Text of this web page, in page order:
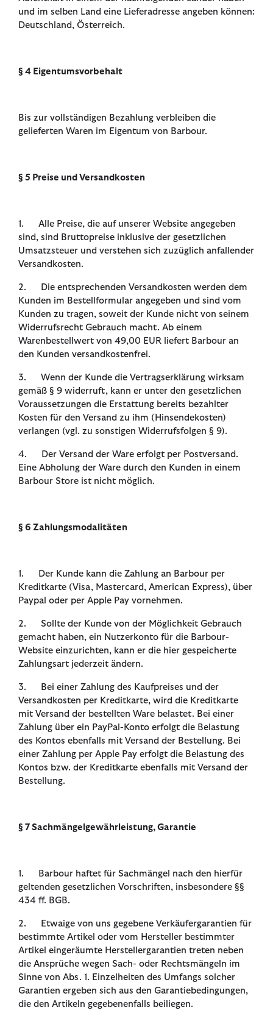
und im selben Land eine Lieferadresse angeben können:
Deutschland, Österreich.
§ 4 Eigentumsvorbehalt
Bis zur vollständigen Bezahlung verbleiben die
gelieferten Waren im Eigentum von Barbour.
§ 5 Preise und Versandkosten
1. Alle Preise, die auf unserer Website angegeben
sind, sind Bruttopreise inklusive der gesetzlichen
Umsatzsteuer und verstehen sich zuzüglich anfallender
Versandkosten.
2. Die entsprechenden Versandkosten werden dem
Kunden im Bestellformular angegeben und sind vom
Kunden zu tragen, soweit der Kunde nicht von seinem
Widerrufsrecht Gebrauch macht. Ab einem
Warenbestellwert von 49,00 EUR liefert Barbour an
den Kunden versandkostenfrei.
3. Wenn der Kunde die Vertragserklärung wirksam
gemäß § 9 widerruft, kann er unter den gesetzlichen
Voraussetzungen die Erstattung bereits bezahlter
Kosten für den Versand zu ihm (Hinsendekosten)
verlangen (vgl. zu sonstigen Widerrufsfolgen § 9).
4. Der Versand der Ware erfolgt per Postversand.
Eine Abholung der Ware durch den Kunden in einem
Barbour Store ist nicht möglich.
§ 6 Zahlungsmodalitäten
1. Der Kunde kann die Zahlung an Barbour per
Kreditkarte (Visa, Mastercard, American Express), über
Paypal oder per Apple Pay vornehmen.
2. Sollte der Kunde von der Möglichkeit Gebrauch
gemacht haben, ein Nutzerkonto für die Barbour-
Website einzurichten, kann er die hier gespeicherte
Zahlungsart jederzeit ändern.
3. Bei einer Zahlung des Kaufpreises und der
Versandkosten per Kreditkarte, wird die Kreditkarte
mit Versand der bestellten Ware belastet. Bei einer
Zahlung über ein PayPal-Konto erfolgt die Belastung
des Kontos ebenfalls mit Versand der Bestellung. Bei
einer Zahlung per Apple Pay erfolgt die Belastung des
Kontos bzw. der Kreditkarte ebenfalls mit Versand der
Bestellung.
§ 7 Sachmängelgewährleistung, Garantie
1. Barbour haftet für Sachmängel nach den hierfür
geltenden gesetzlichen Vorschriften, insbesondere §§
434 ff. BGB.
2. Etwaige von uns gegebene Verkäufergarantien für
bestimmte Artikel oder vom Hersteller bestimmter
Artikel eingeräumte Herstellergarantien treten neben
die Ansprüche wegen Sach- oder Rechtsmängeln im
Sinne von Abs. 1. Einzelheiten des Umfangs solcher
Garantien ergeben sich aus den Garantiebedingungen,
die den Artikeln gegebenenfalls beiliegen.